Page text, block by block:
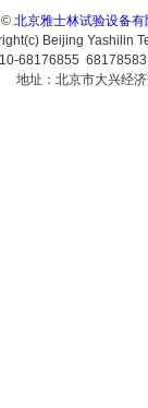
© 北京雅士林试验设备有
Beijing Yashilin
68176855
地址：北京市大兴经